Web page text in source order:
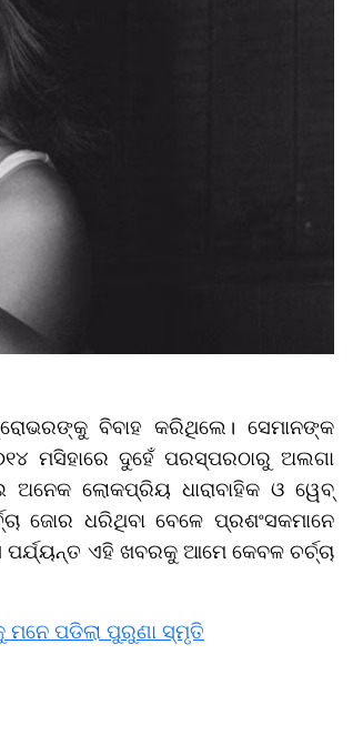
ବିବାହ କରିଥିଲେ। ସେମାନଙ୍କ
ମସିହାରେ ଦୁହେଁ ପରସ୍ପରଠାରୁ ଅଲଗା
ଲୋକପ୍ରିୟ ଧାରାବାହିକ ଓ ୱେବ୍
ଜୋର ଧରିଥିବା ବେଳେ ପ୍ରଶଂସକମାନେ
ଏହି ଖବରକୁ ଆମେ କେବଳ ଚର୍ଚ୍ଚା
ମନେ ପଡିଲା ପୁରୁଣା ସ୍ମୃତି